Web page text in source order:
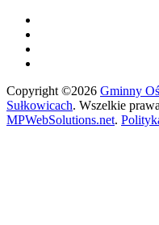
Copyright ©2026 Gminny
Sułkowicach. Wszelkie
MPWebSolutions.net.